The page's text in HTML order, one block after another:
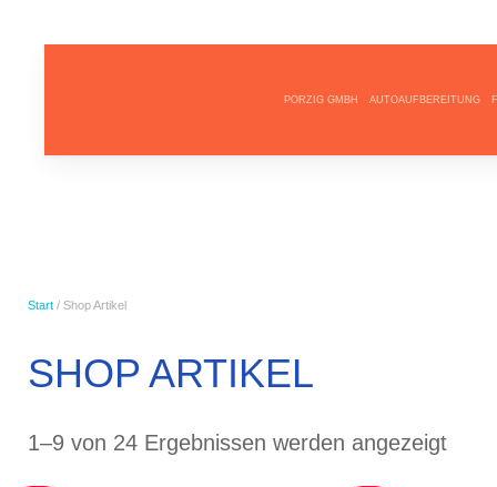
PORZIG GMBH AUTOAUFBEREITUNG
Start / Shop Artikel
SHOP ARTIKEL
1–9 von 24 Ergebnissen werden angezeigtNach